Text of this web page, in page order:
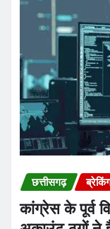
कांग्रेस के पूर्व
अकाउंट ठगों
Praveen